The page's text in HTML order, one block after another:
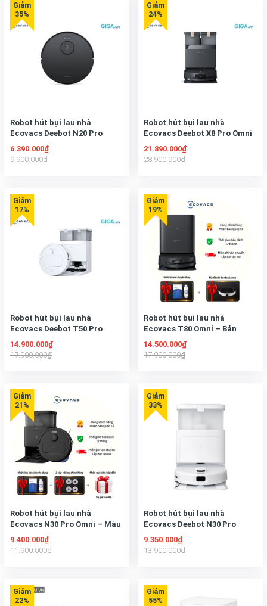
Robot hút bụi lau nhà
Ecovacs Deebot N20 Pro
6.390.000₫
9.900.000₫
Robot hút bụi lau nhà
Ecovacs Deebot X8 Pro Omni
2025
21.890.000₫
28.900.000₫
Robot hút bụi lau nhà
Ecovacs Deebot T50 Pro
Omni 2025
14.900.000₫
17.900.000₫
Robot hút bụi lau nhà
Ecovacs T80 Omni – Bản
Quốc Tế
14.500.000₫
17.900.000₫
Robot hút bụi lau nhà
Ecovacs N30 Pro Omni – Màu
Đen – Mới ra mắt
9.400.000₫
11.900.000₫
Robot hút bụi lau nhà
Ecovacs Deebot N30 Pro
Omni
9.350.000₫
13.900.000₫